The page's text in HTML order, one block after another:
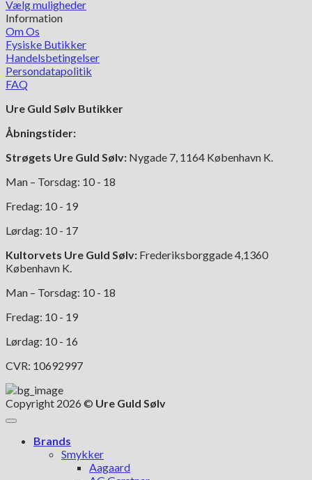
Vælg muligheder
Dette
vare
har
flere
varianter.
Mulighederne
vælges
varesiden
Information
Om Os
Fysiske Butikker
Handelsbetingelser
Persondatapolitik
FAQ
Ure Guld Sølv Butikker
Åbningstider:
Strøgets Ure Guld Sølv: Nygade 7, 1164 København K.
Man – Torsdag: 10 - 18
Fredag: 10 - 19
Lørdag: 10 - 17
Kultorvets Ure Guld Sølv: Frederiksborggade 4,1360
København K.
Man – Torsdag: 10 - 18
Fredag: 10 - 19
Lørdag: 10 - 16
CVR: 10692997
Copyright 2026 © Ure Guld Sølv
Brands
Smykker
Aagaard